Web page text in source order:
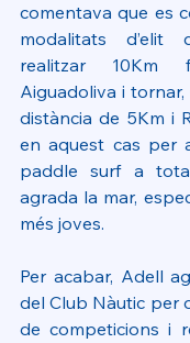
comentava que es
modalitats d’elit
realitzar
Aiguadoliva i
distància de 5Km i
en aquest cas per
paddle surf a
agrada la mar,
més joves.
Per acabar, Adell
del Club Nàutic per
de competicions i